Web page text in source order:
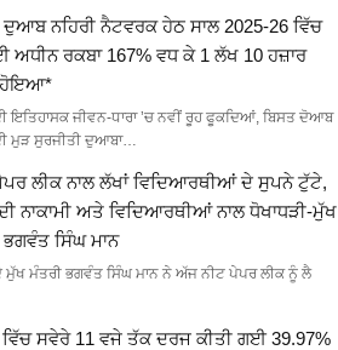
ਦੁਆਬ ਨਹਿਰੀ ਨੈਟਵਰਕ ਹੇਠ ਸਾਲ 2025-26 ਵਿੱਚ
ਅਧੀਨ ਰਕਬਾ 167% ਵਧ ਕੇ 1 ਲੱਖ 10 ਹਜ਼ਾਰ
ਇਤਿਹਾਸਕ ਜੀਵਨ-ਧਾਰਾ ’ਚ ਨਵੀਂ ਰੂਹ ਫੂਕਦਿਆਂ, ਬਿਸਤ ਦੋਆਬ
ਮੁੜ ਸੁਰਜੀਤੀ ਦੁਆਬਾ…
ਲੀਕ ਨਾਲ ਲੱਖਾਂ ਵਿਦਿਆਰਥੀਆਂ ਦੇ ਸੁਪਨੇ ਟੁੱਟੇ,
ਨਾਕਾਮੀ ਅਤੇ ਵਿਦਿਆਰਥੀਆਂ ਨਾਲ ਧੋਖਾਧੜੀ-ਮੁੱਖ
ਭਗਵੰਤ ਸਿੰਘ ਮਾਨ
ਮੁੱਖ ਮੰਤਰੀ ਭਗਵੰਤ ਸਿੰਘ ਮਾਨ ਨੇ ਅੱਜ ਨੀਟ ਪੇਪਰ ਲੀਕ ਨੂੰ ਲੈ
ਵਿੱਚ ਸਵੇਰੇ 11 ਵਜੇ ਤੱਕ ਦਰਜ ਕੀਤੀ ਗਈ 39.97%